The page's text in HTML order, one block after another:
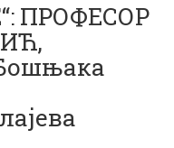
ПРОФЕСОР